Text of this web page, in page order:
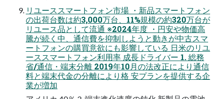
リユーススマートフォン市場 ・新品スマートフォン
の出荷台数は約3,000万台、11%規模の約320万台が
リユース品として流通 ※2024年度 ・円安や物価高
騰が続く中、通信費を抑制しようと動きが中古スマ
ートフォンの購買意欲にも影響している 日米のリユ
ーススマートフォン利用率 成長ドライバー 1. 総務
省/通信・端末分離 2019年10月の法改正により通信
料と端末代金の分離により格 安プランを提供する企
業が増加